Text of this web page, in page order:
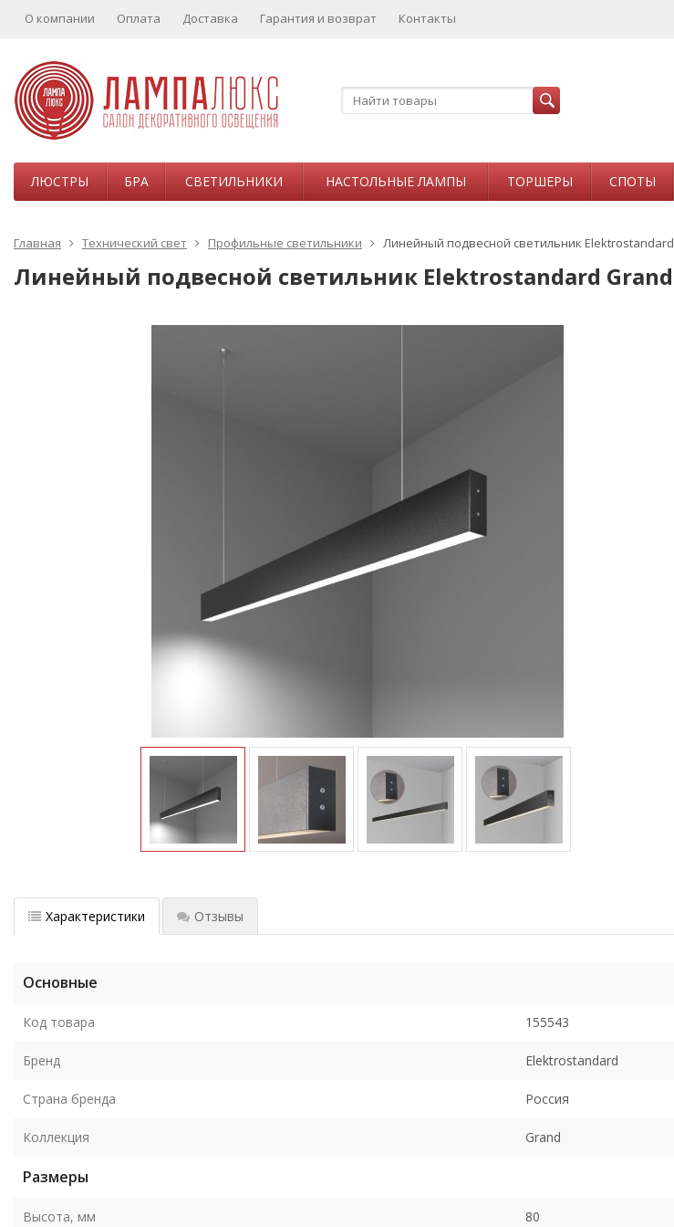
О компании Оплата Доставка Гарантия и возврат Контакты
ЛЮСТРЫ БРА СВЕТИЛЬНИКИ НАСТОЛЬНЫЕ ЛАМПЫ ТОРШЕРЫ СПОТЫ
Главная Технический свет Профильные светильники Линейный подвесной светильник Elektrostandard
Линейный подвесной светильник Elektrostandard Grand
Характеристики Отзывы
Основные
Код товара 155543
Бренд Elektrostandard
Страна бренда Россия
Коллекция Grand
Размеры
Высота, мм 80